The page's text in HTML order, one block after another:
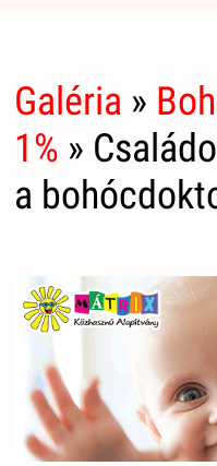
Galéria »
1% »
a